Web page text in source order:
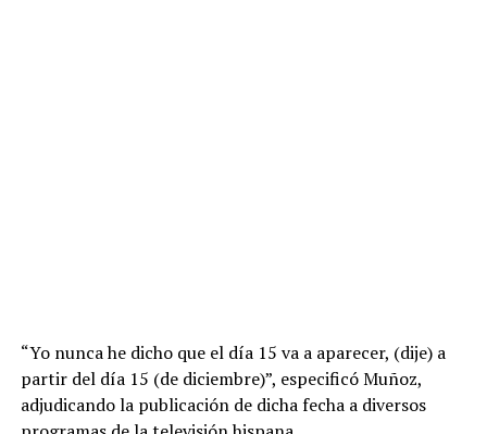
“Yo nunca he dicho que el día 15 va a aparecer, (dije) a
partir del día 15 (de diciembre)”, especificó Muñoz,
adjudicando la publicación de dicha fecha a diversos